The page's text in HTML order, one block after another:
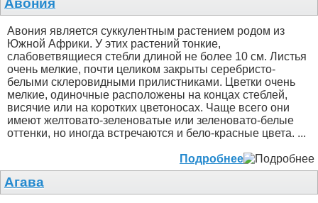
Авония
Авония является суккулентным растением родом из
Южной Африки. У этих растений тонкие,
слабоветвящиеся стебли длиной не более 10 см. Листья
очень мелкие, почти целиком закрыты серебристо-
белыми склеровидными прилистниками. Цветки очень
мелкие, одиночные расположены на концах стеблей,
висячие или на коротких цветоносах. Чаще всего они
имеют желтовато-зеленоватые или зеленовато-белые
оттенки, но иногда встречаются и бело-красные цвета. ...
Подробнее
Агава